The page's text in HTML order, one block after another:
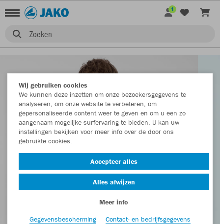
Zoeken
1
Wij gebruiken cookies
We kunnen deze inzetten om onze bezoekersgegevens te
analyseren, om onze website te verbeteren, om
gepersonaliseerde content weer te geven en om u een zo
aangenaam mogelijke surfervaring te bieden. U kan uw
instellingen bekijken voor meer info over de door ons
gebruikte cookies.
Accepteer alles
Alles afwijzen
Meer info
Gegevensbescherming
Contact- en bedrijfsgegevens